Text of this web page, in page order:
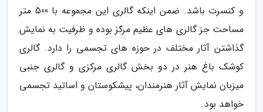
و کنسرت باشد. ضمن اینکه گالری این مجموعه با 500 متر
مساحت جز گالری های عظیم مرکز بوده و ظرفیت به نمایش
گذاشتن آثار مختلف در حوزه های تجسمی را دارد. گالری
کوشک باغ هنر در دو بخش گالری مرکزی و گالری جنبی
میزبان نمایش آثار هنرمندان، پیشکوستان و اساتید تجسمی
خواهد بود.